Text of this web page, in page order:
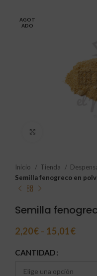
AGOT
ADO
Inicio Tienda
Semilla fenogreco en
Semilla
2,20€ - 15,01€
CANTIDAD